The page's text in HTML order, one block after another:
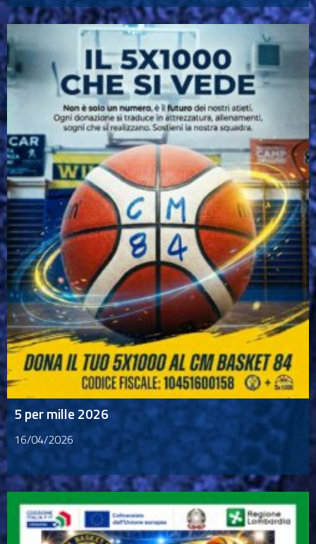
5 per mille 2026
16/04/2026